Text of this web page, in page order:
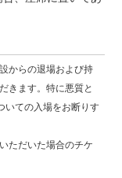
からの退場および持
きます。特に悪質と
いての入場をお断りす
ただいた場合のチケ